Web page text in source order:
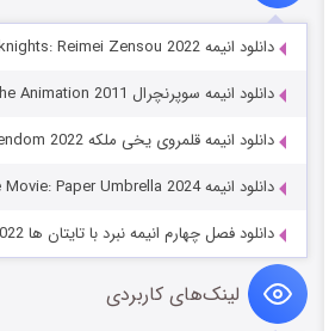
دانلود انیمه Arknights: Reimei Zensou 2022
دانلود انیمه سوپرنچرال Supernatural: The Animation 2011
دانلود انیمه قلمروی یخی ملکه RWBY: Ice Queendom 2022
دانلود انیمه Mononoke Movie: Paper Umbrella 2024
دانلود فصل چهارم انیمه نبرد با تایتان ها Attack on Titan 2020-2022
لینک‌های کاربردی